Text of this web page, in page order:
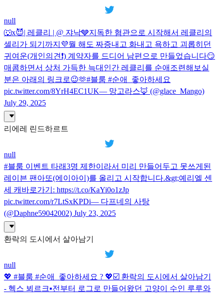
null
🐺x😈| 레클리 | @ 쟈낙🩶지독한 혐관으로 시작해서 레클리의
셀리가 되기까지💜뭘 해도 짜증내고 화내고 욕하고 괴롭히던
귀여운(개인의견❗️) 계약자를 드디어 남편으로 만들었습니다😏
매콤하면서 상처 가득한 늑대인간 레클리를 순애조련해보실
분은 아래의 링크로😉🫶#블룸 #순애_좋아하세요
pic.twitter.com/8YrH4EC1UK— 망고라스🦊 (@glace_Mango)
July 29, 2025
리에레 린드하르트
null
#블룸 이벤트 타래3명 제한이라서 미리 만들어두고 못쓰게된
레이븐 팬아또(에이아이)를 올리고 시작합니다.&gt;예리엘 센
세 캐바로가기: https://t.co/KaYi0o1zJp
pic.twitter.com/r7LtSxKPDi— 다프네의 사탕
(@Daphne59042002) July 23, 2025
환락의 도시에서 살아남기
null
💖 #블룸 #순애_좋아하세요 ? 💖☑️ 환락의 도시에서 살아남기
- 헥스 뵈르크▪️전부터 로그로 만들어왔던 고양이 수인 루루와